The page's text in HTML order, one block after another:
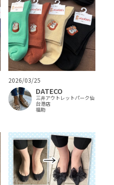
2026/03/25
DATECO
三井アウトレットパーク仙
台港店
福助